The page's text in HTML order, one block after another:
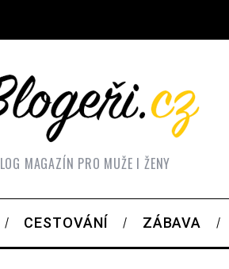
MAGAZÍN PRO MUŽE I ŽENY
CESTOVÁNÍ ZÁBAVA